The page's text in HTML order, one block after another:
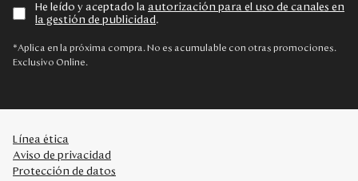
He leído y aceptado la autorización para el uso de canales en
la gestión de publicidad .
*Aplica en la próxima compra. No es acumulable con otras promociones.
Exclusivo Online.
Línea ética
Aviso de privacidad
Protección de datos